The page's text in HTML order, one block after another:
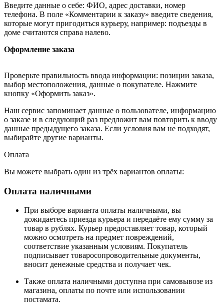
Введите данные о себе: ФИО, адрес доставки, номер
телефона. В поле «Комментарии к заказу» введите сведения,
которые могут пригодиться курьеру, например: подъезды в
доме считаются справа налево.
Оформление заказа
Проверьте правильность ввода информации: позиции заказа,
выбор местоположения, данные о покупателе. Нажмите
кнопку «Оформить заказ».
Наш сервис запоминает данные о пользователе, информацию
о заказе и в следующий раз предложит вам повторить к вводу
данные предыдущего заказа. Если условия вам не подходят,
выбирайте другие варианты.
Оплата
Вы можете выбрать один из трёх вариантов оплаты:
Оплата наличными
При выборе варианта оплаты наличными, вы
дожидаетесь приезда курьера и передаёте ему сумму за
товар в рублях. Курьер предоставляет товар, который
можно осмотреть на предмет повреждений,
соответствие указанным условиям. Покупатель
подписывает товаросопроводительные документы,
вносит денежные средства и получает чек.
Также оплата наличными доступна при самовывозе из
магазина, оплаты по почте или использовании
постамата.